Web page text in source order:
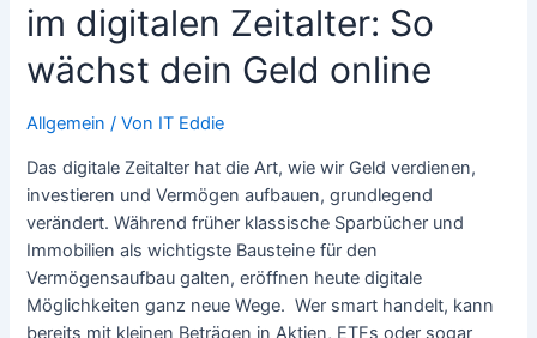
im digitalen Zeitalter: So
wächst dein Geld online
Allgemein / Von IT Eddie
Das digitale Zeitalter hat die Art, wie wir Geld verdienen,
investieren und Vermögen aufbauen, grundlegend
verändert. Während früher klassische Sparbücher und
Immobilien als wichtigste Bausteine für den
Vermögensaufbau galten, eröffnen heute digitale
Möglichkeiten ganz neue Wege. Wer smart handelt, kann
bereits mit kleinen Beträgen in Aktien, ETFs oder sogar